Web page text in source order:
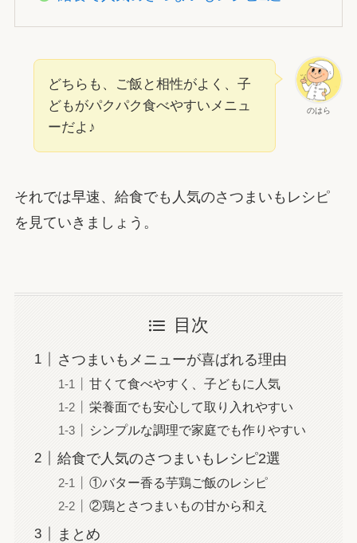
のはら
どちらも、ご飯と相性がよく、子
どもがパクパク食べやすいメニュ
ーだよ♪
それでは早速、給食でも人気のさつまいもレシピ
を見ていきましょう。
目次
さつまいもメニューが喜ばれる理由
甘くて食べやすく、子どもに人気
栄養面でも安心して取り入れやすい
シンプルな調理で家庭でも作りやすい
給食で人気のさつまいもレシピ2選
①バター香る芋鶏ご飯のレシピ
②鶏とさつまいもの甘から和え
まとめ